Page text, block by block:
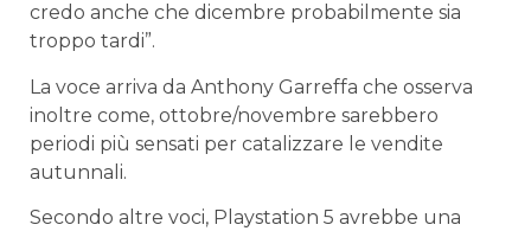
credo anche che dicembre probabilmente sia
troppo tardi”.
La voce arriva da Anthony Garreffa che osserva
inoltre come, ottobre/novembre sarebbero
periodi più sensati per catalizzare le vendite
autunnali.
Secondo altre voci, Playstation 5 avrebbe una